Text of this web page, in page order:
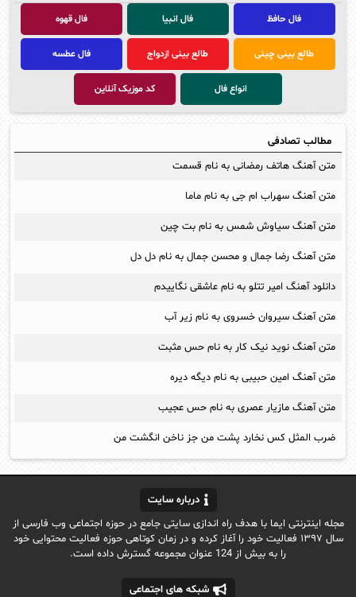
فال حافظ فال انبیا فال قهوه
طالع بینی چینی طالع بینی ازدواج فال عطسه
انواع فال کد موزیک آنلاین
مطالب تصادفی
متن آهنگ هاتف رمضانی به نام قسمت
متن آهنگ سهراب ام جی به نام ماما
متن آهنگ سیاوش شمس به نام بت چین
متن آهنگ رضا جمال و محسن جمال به نام دل دل
دانلود آهنگ امیر تتلو به نام عاشقی نگاییدم
متن آهنگ سیروان خسروی به نام زیر آب
متن آهنگ نوید نیک کار به نام حس مثبت
متن آهنگ امین حبیبی به نام دیگه دیره
متن آهنگ مازیار عصری به نام حس عجیب
ضرب المثل کس نخارد پشت من جز ناخن انگشت من
درباره سایت
مجله اینترنتی ایما با هدف راه اندازی سایتی جامع در حوزه اجتماعی وب فارسی از
سال ۱۳۹۷ فعالیت خود را آغاز کرده و در زمان کوتاهی حوزه فعالیت محتوایی خود
را به بیش از 124 عنوان مجموعه گسترش داده است.
شبکه های اجتماعی